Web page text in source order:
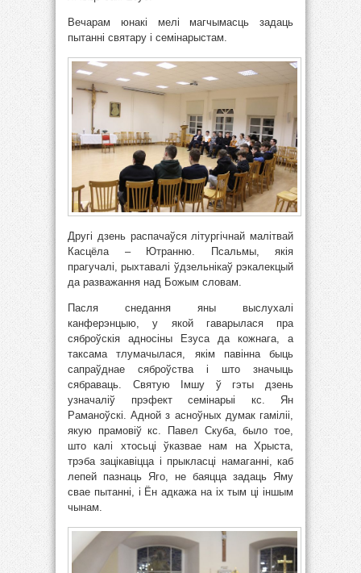
Вечарам юнакі мелі магчымасць задаць
пытанні святару і семінарыстам.
Другі дзень распачаўся літургічнай малітвай
Касцёла – Ютранню. Псальмы, якія
прагучалі, рыхтавалі ўдзельнікаў рэкалекцый
да разважання над Божым словам.
Пасля снедання яны выслухалі
канферэнцыю, у якой гаварылася пра
сяброўскія адносіны Езуса да кожнага, а
таксама тлумачылася, якім павінна быць
сапраўднае сяброўства і што значыць
сябраваць. Святую Імшу ў гэты дзень
узначаліў прэфект семінарыі кс. Ян
Раманоўскі. Адной з асноўных думак гаміліі,
якую прамовіў кс. Павел Скуба, было тое,
што калі хтосьці ўказвае нам на Хрыста,
трэба зацікавіцца і прыкласці намаганні, каб
лепей пазнаць Яго, не баяцца задаць Яму
свае пытанні, і Ён адкажа на іх тым ці іншым
чынам.